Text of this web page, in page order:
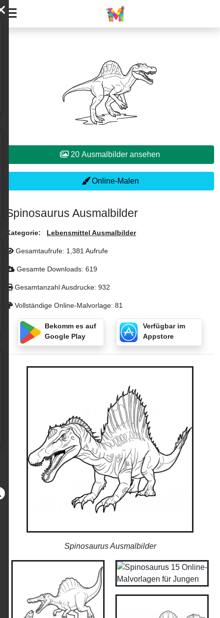
20 Ausmalbilder ansehen
Online-Malen
Spinosaurus Ausmalbilder
Kategorie: Lebensmittel Ausmalbilder
Gesamtaufrufe: 1,381 Aufrufe
Gesamte Downloads: 619
Gesamtanzahl Ausdrucke: 932
Vollständige Online-Malvorlage: 81
Bekomm es auf
Google Play
Verfügbar im
Appstore
Spinosaurus Ausmalbilder